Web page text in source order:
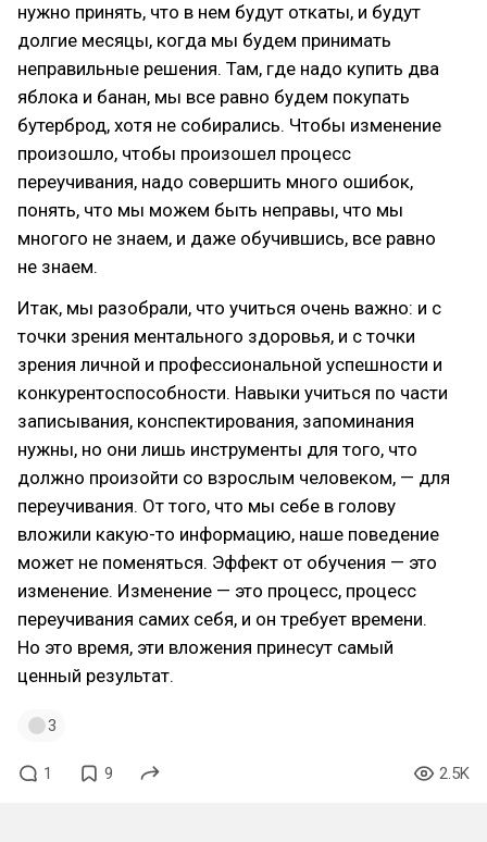
нужно принять, что в нем будут откаты, и будут
долгие месяцы, когда мы будем принимать
неправильные решения. Там, где надо купить два
яблока и банан, мы все равно будем покупать
бутерброд, хотя не собирались. Чтобы изменение
произошло, чтобы произошел процесс
переучивания, надо совершить много ошибок,
понять, что мы можем быть неправы, что мы
многого не знаем, и даже обучившись, все равно
не знаем.
Итак, мы разобрали, что учиться очень важно: и с
точки зрения ментального здоровья, и с точки
зрения личной и профессиональной успешности и
конкурентоспособности. Навыки учиться по части
записывания, конспектирования, запоминания
нужны, но они лишь инструменты для того, что
должно произойти со взрослым человеком, — для
переучивания. От того, что мы себе в голову
вложили какую-то информацию, наше поведение
может не поменяться. Эффект от обучения — это
изменение. Изменение — это процесс, процесс
переучивания самих себя, и он требует времени.
Но это время, эти вложения принесут самый
ценный результат.
3
1 9 2.5K